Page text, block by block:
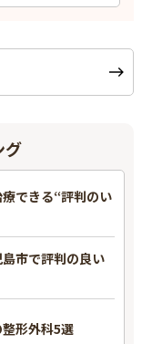
グ
できる“評判のい
市で評判の良い
形外科5選